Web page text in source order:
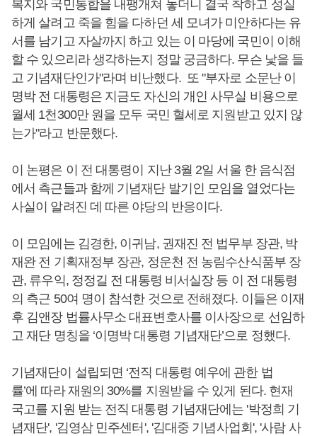
복지와 국민통합을 내팽개쳐 놓더니 결국 착하고 성실
하게 살려고 죽을 힘을 다하던 세 모녀가 미안하다는 유
서를 남기고 자살까지 하고 있는 이 마당에 국민이 이해
할 수 있으리라 생각하는지 정말 궁금하다. 무슨 낯을 들
고 기념재단인가"라며 비난했다. 또 "부자로 소문난 이
명박 전 대통령은 지금도 자신의 개인 사무실 비용으로
월세 1천300만 원을 모두 국민 혈세로 지원받고 있지 않
는가"라고 반문했다.
이 논평은 이 전 대통령이 지난 3월 2일 서울 한 음식점
에서 측근들과 함께 기념재단 발기인 모임을 열었다는
사실이 알려진 데 따른 야당의 반응이다.
이 모임에는 김경한, 이귀남, 권재진 전 법무부 장관, 박
재완 전 기획재정부 장관, 정운천 전 농림수산식품부 장
관, 류우익, 정정길 전 대통령 비서실장 등 이 전 대통령
의 측근 50여 명이 참석한 것으로 전해졌다. 이들은 이재
후 김앤장 법률사무소 대표변호사를 이사장으로 선임하
고 재단 명칭을 ‘이명박 대통령 기념재단’으로 정했다.
기념재단이 설립되면 ‘전직 대통령 예우에 관한 법
률’에 따라 재원의 30%를 지원받을 수 있게 된다. 현재
국고를 지원 받는 전직 대통령 기념재단에는 '박정희 기
념재단', '김영삼 민주센터', '김대중 기념사업회', '사람 사